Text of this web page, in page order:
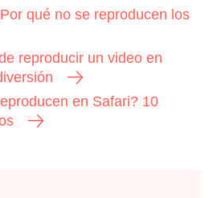
qué no se reproducen los
reproducir un video en
en Safari? 10